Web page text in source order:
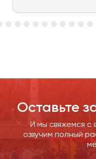
Оставьте
И мы свяжемся с
озвучим полный